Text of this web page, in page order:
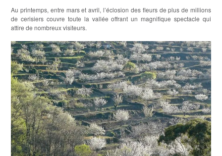
Au printemps, entre mars et avril, l’éclosion des fleurs de plus de millions
de cerisiers couvre toute la vallée offrant un magnifique spectacle qui
attire de nombreux visiteurs.